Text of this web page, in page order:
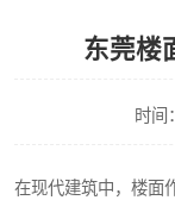
东莞楼
时间
在现代建筑中，楼面